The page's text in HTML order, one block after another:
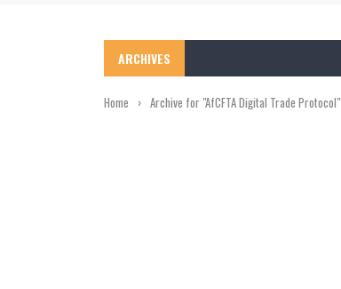
ARCHIVES
Home › Archive for "AfCFTA Digital Trade Protocol"